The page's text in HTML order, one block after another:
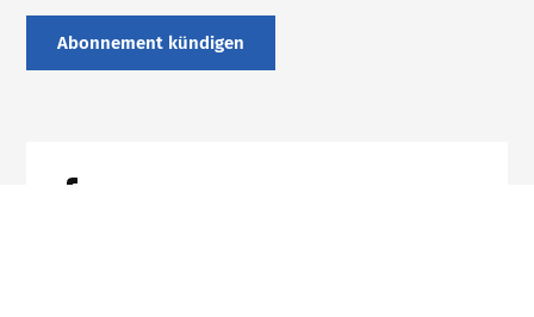
Abonnement kündigen